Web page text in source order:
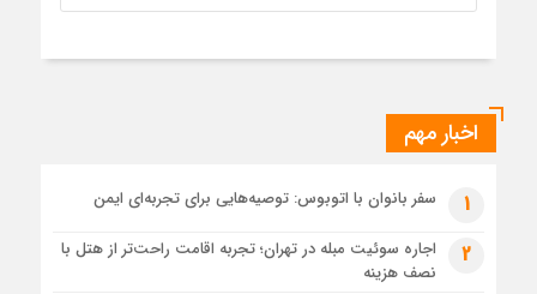
اخبار مهم
1 سفر بانوان با اتوبوس: توصیه‌هایی برای تجربه‌ای ایمن
2
اجاره سوئیت مبله در تهران؛ تجربه اقامت راحت‌تر از هتل با
نصف هزینه